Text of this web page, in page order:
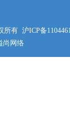
所有 沪ICP备
尚网络